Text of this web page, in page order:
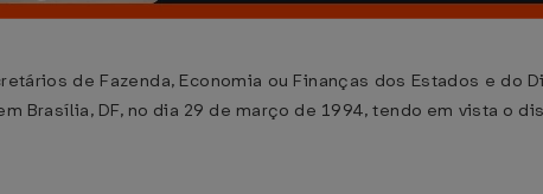
de Fazenda, Economia ou Finanças dos Estados e do
Brasília, DF, no dia 29 de março de 1994, tendo em vista o